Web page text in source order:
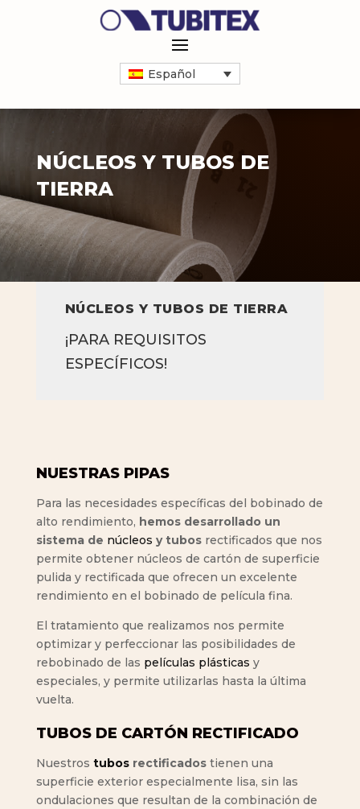
Español
NÚCLEOS Y TUBOS DE
TIERRA
NÚCLEOS Y TUBOS DE TIERRA
¡PARA REQUISITOS
ESPECÍFICOS!
NUESTRAS PIPAS
Para las necesidades específicas del bobinado de
alto rendimiento, hemos desarrollado un
sistema de núcleos y tubosrectificados que nos
permite obtener núcleos de cartón de superficie
pulida y rectificada que ofrecen un excelente
rendimiento en el bobinado de película fina.
El tratamiento que realizamos nos permite
optimizar y perfeccionar las posibilidades de
rebobinado de las películas plásticas y
especiales, y permite utilizarlas hasta la última
vuelta.
TUBOS DE CARTÓN RECTIFICADO
Nuestros tubos rectificadostienen una
superficie exterior especialmente lisa, sin las
ondulaciones que resultan de la combinación de